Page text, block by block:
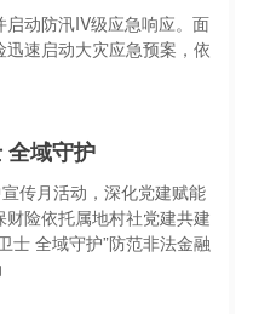
动防汛IV级应急响应。面
速启动大灾应急预案，依
全域守护
传月活动，深化党建赋能
险依托属地村社党建共建
士 全域守护”防范非法金融